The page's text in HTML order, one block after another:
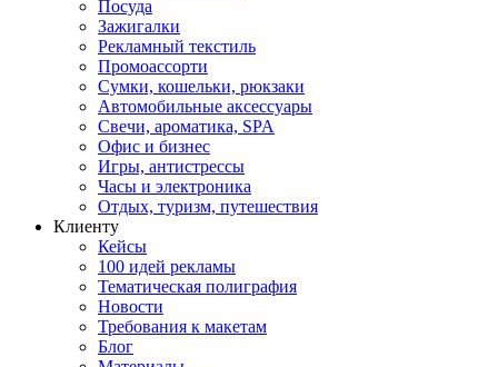
Посуда
Зажигалки
Рекламный текстиль
Промоассорти
Сумки, кошельки, рюкзаки
Автомобильные аксессуары
Свечи, ароматика, SPA
Офис и бизнес
Игры, антистрессы
Часы и электроника
Отдых, туризм, путешествия
Клиенту
Кейсы
100 идей рекламы
Тематическая полиграфия
Новости
Требования к макетам
Блог